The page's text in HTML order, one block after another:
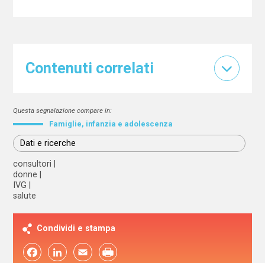
Contenuti correlati
Questa segnalazione compare in:
Famiglie, infanzia e adolescenza
Dati e ricerche
consultori
donne
IVG
salute
Condividi e stampa
FacebookLinkedIn Email